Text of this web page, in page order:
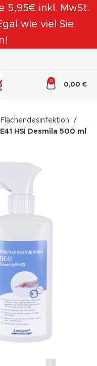
5,95€ inkl. MwSt.
wie viel Sie
0
0,00€
Flächendesinfektion
HSI Desmila 500 ml